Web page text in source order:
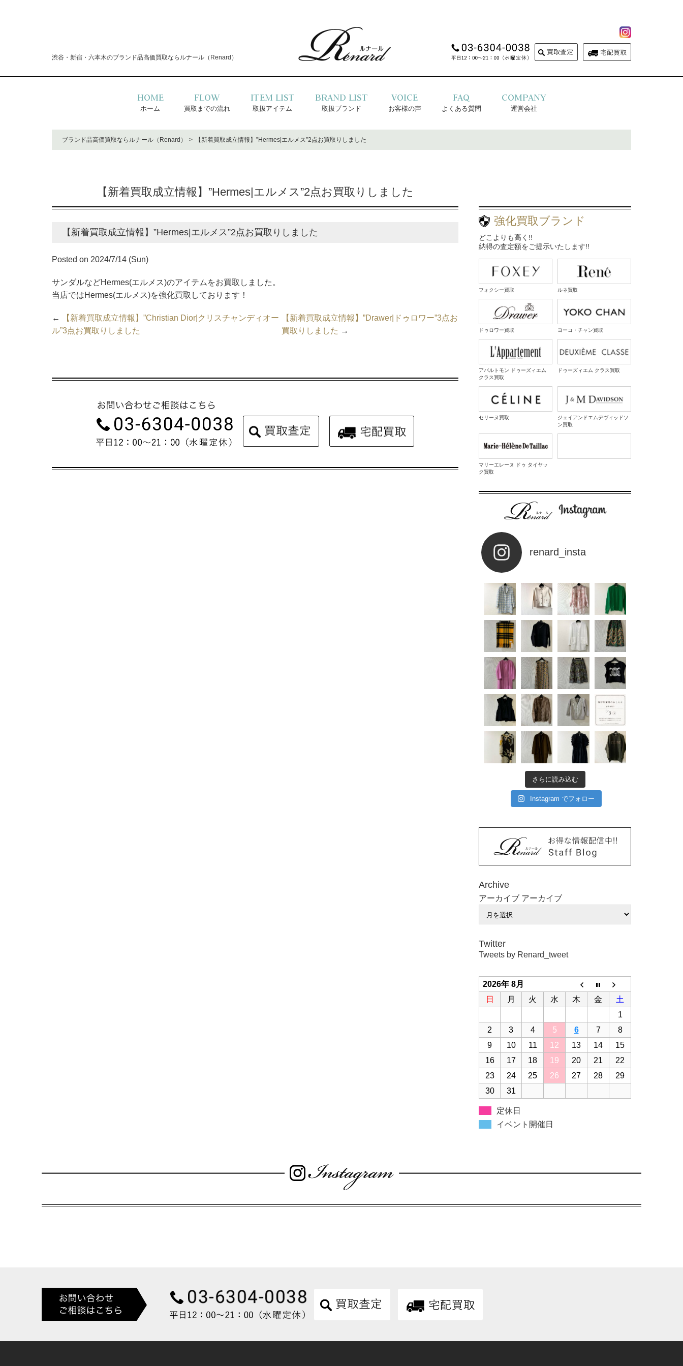
渋谷・新宿・六本木のブランド品高価買取ならルナール（Renard）
HOME
ホーム
FLOW
買取までの流れ
ITEM LIST
取扱アイテム
BRAND LIST
取扱ブランド
VOICE
お客様の声
FAQ
よくある質問
COMPANY
運営会社
ブランド品高価買取ならルナール（Renard） 【新着買取成立情報】”Hermes|エルメス”2点お買取りしました
【新着買取成立情報】”Hermes|エルメス”2点お買取りしました
【新着買取成立情報】”Hermes|エルメス”2点お買取りしました
Posted on 2024/7/14 (Sun)
サンダルなどHermes(エルメス)のアイテムをお買取しました。
当店ではHermes(エルメス)を強化買取しております！
←
【新着買取成立情報】”Christian Dior|クリスチャンディオー
ル”3点お買取りしました
【新着買取成立情報】”Drawer|ドゥロワー”3点お
買取りしました →
強化買取ブランド
どこよりも高く!!
納得の査定額をご提示いたします!!
フォクシー買取 ルネ買取
ドゥロワー買取 ヨーコ・チャン買取
アパルトモン ドゥーズィエム
クラス買取
ドゥーズィエム クラス買取
セリーヌ買取
ジェイアンドエムデヴィッドソ
ン買取
マリーエレーヌ ドゥ タイヤッ
ク買取
renard_insta
さらに読み込む
Instagram でフォロー
Archive
アーカイブ アーカイブ
Twitter
Tweets by Renard_tweet
2026年 8月
日
月 火 水 木 金
土
1
2
3 4 5 6 7
8
9
10 11 12 13 14
15
16
17 18 19 20 21
22
23
24 25 26 27 28
29
30
31
定休日
イベント開催日